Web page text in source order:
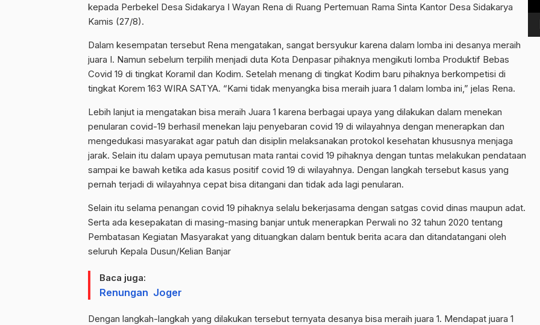
kepada Perbekel Desa Sidakarya I Wayan Rena di Ruang Pertemuan Rama Sinta Kantor Desa Sidakarya
Kamis (27/8).
Dalam kesempatan tersebut Rena mengatakan, sangat bersyukur karena dalam lomba ini desanya meraih
juara I. Namun sebelum terpilih menjadi duta Kota Denpasar pihaknya mengikuti lomba Produktif Bebas
Covid 19 di tingkat Koramil dan Kodim. Setelah menang di tingkat Kodim baru pihaknya berkompetisi di
tingkat Korem 163 WIRA SATYA. “Kami tidak menyangka bisa meraih juara 1 dalam lomba ini,” jelas Rena.
Lebih lanjut ia mengatakan bisa meraih Juara 1 karena berbagai upaya yang dilakukan dalam menekan
penularan covid-19 berhasil menekan laju penyebaran covid 19 di wilayahnya dengan menerapkan dan
mengedukasi masyarakat agar patuh dan disiplin melaksanakan protokol kesehatan khususnya menjaga
jarak. Selain itu dalam upaya pemutusan mata rantai covid 19 pihaknya dengan tuntas melakukan pendataan
sampai ke bawah ketika ada kasus positif covid 19 di wilayahnya. Dengan langkah tersebut kasus yang
pernah terjadi di wilayahnya cepat bisa ditangani dan tidak ada lagi penularan.
Selain itu selama penangan covid 19 pihaknya selalu bekerjasama dengan satgas covid dinas maupun adat.
Serta ada kesepakatan di masing-masing banjar untuk menerapkan Perwali no 32 tahun 2020 tentang
Pembatasan Kegiatan Masyarakat yang dituangkan dalam bentuk berita acara dan ditandatangani oleh
seluruh Kepala Dusun/Kelian Banjar
Baca juga:
Renungan Joger
Dengan langkah-langkah yang dilakukan tersebut ternyata desanya bisa meraih juara 1. Mendapat juara 1